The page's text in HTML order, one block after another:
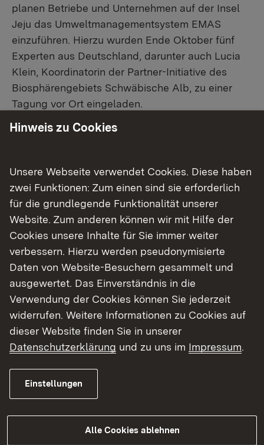
planen Betriebe und Unternehmen auf der Insel
Jeju das Umweltmanagementsystem EMAS
einzuführen. Hierzu wurden Ende Oktober fünf
Experten aus Deutschland, darunter auch Lucia
Klein, Koordinatorin der Partner-Initiative des
Biosphärengebiets Schwäbische Alb, zu einer
Tagung vor Ort eingeladen.
Instrumente der nachhaltigen
und Teilnehmer erfuhren von Lucia Klein, dass
diese Partner-Initiative seit Ende 2010
kontinuierlich auf über 100 Partner aus den
Bereichen Gastronomie, Hotellerie, Natur- und
verarbeitende Unternehmen und
Ferienunterkünfte angewachsen ist. Ein wichtiger
Teil dieser Partnerschaft ist die Beschäftigung mit
dem Thema Umwelt über ein entsprechendes
Managementsystem, wie es EMAS ist. Zur
Verdeutlichung der gelebten nachhaltigen
Hinweis zu Cookies
Unsere Webseite verwendet Cookies. Diese haben
zwei Funktionen: Zum einen sind sie erforderlich
für die grundlegende Funktionalität unserer
Website. Zum anderen können wir mit Hilfe der
Cookies unsere Inhalte für Sie immer weiter
verbessern. Hierzu werden pseudonymisierte
Daten von Website-Besuchern gesammelt und
ausgewertet. Das Einverständnis in die
Verwendung der Cookies können Sie jederzeit
widerrufen. Weitere Informationen zu Cookies auf
dieser Website finden Sie in unserer
Datenschutzerklärung und zu uns im Impressum.
Einstellungen
Alle Cookies ablehnen